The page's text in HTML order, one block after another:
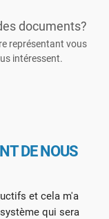
documents?
représentant vous
intéressent.
DE NOUS
et cela m'a
qui sera